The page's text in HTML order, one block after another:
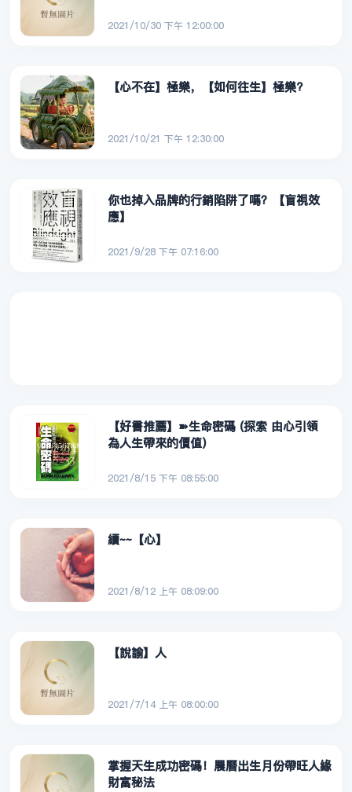
2021/10/30 下午 12:00:00
【心不在】極樂，【如何往生】極樂?
2021/10/21 下午 12:30:00
你也掉入品牌的行銷陷阱了嗎？【盲視效
應】
2021/9/28 下午 07:16:00
【好書推薦】➽生命密碼 (探索 由心引領
為人生帶來的價值)
2021/8/15 下午 08:55:00
續~~【心】
2021/8/12 上午 08:09:00
【說諭】人
2021/7/14 上午 08:00:00
掌握天生成功密碼！農曆出生月份帶旺人緣
財富秘法